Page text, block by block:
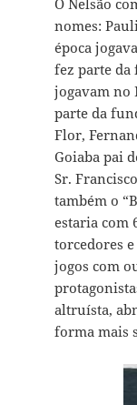
nomes:
época
fez parte da
jogavam no
parte da
Flor,
Goiaba pai
Sr.
também o
estaria com
torcedores
jogos com
altruísta,
forma mais